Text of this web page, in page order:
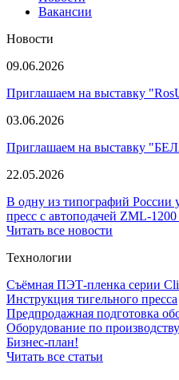
Вакансии
Новости
09.06.2026
Приглашаем на выставку
03.06.2026
Приглашаем на выставку
22.05.2026
В одну из типографий России
пресс с автоподачей ZML-
Читать все новости
Технологии
Съёмная ПЭТ-пленка серии
Инструкция тигельного пресса
Предпродажная подготовка
Оборудование по
Бизнес-план!
Читать все статьи